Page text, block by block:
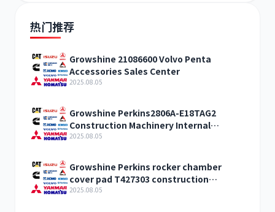
热门推荐
Growshine 21086600 Volvo Penta
Accessories Sales Center
2025.08.05
Growshine Perkins2806A-E18TAG2
Construction Machinery Internal
Combustion Engine Accessories
2025.08.05
Growshine Perkins rocker chamber
cover pad T427303 construction
machinery internal combustion engine
2025.08.05